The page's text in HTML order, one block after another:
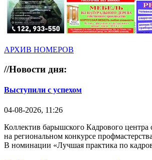
АРХИВ НОМЕРОВ
//Новости дня:
Выступили с успехом
04-08-2026, 11:26
Коллектив барышского Кадрового центра
на региональном конкурсе
В номинации «Лучшая практика по